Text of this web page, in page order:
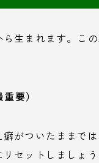
生まれます。こ
要）
がついたままで
セットしましょう